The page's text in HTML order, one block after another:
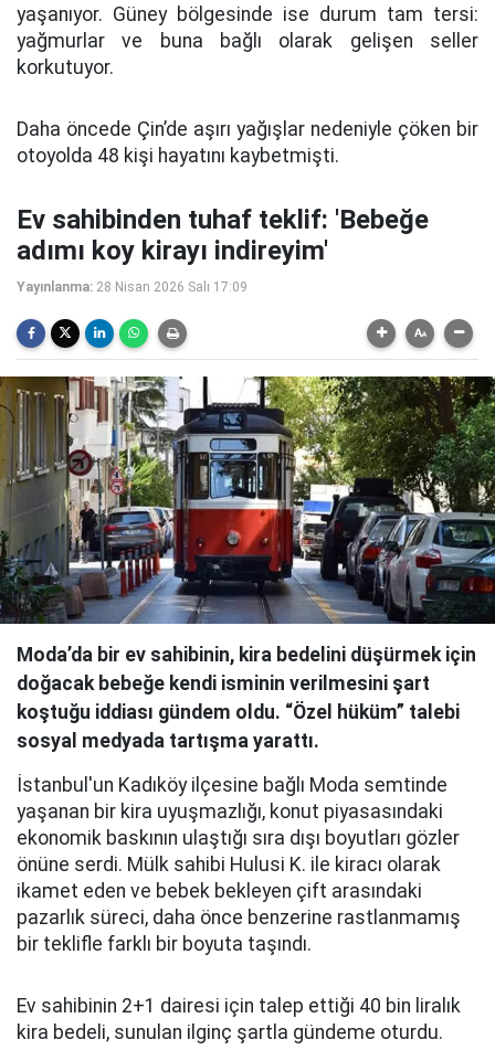
yaşanıyor. Güney bölgesinde ise durum tam tersi:
yağmurlar ve buna bağlı olarak gelişen seller
korkutuyor.
Daha öncede Çin’de aşırı yağışlar nedeniyle çöken bir
otoyolda 48 kişi hayatını kaybetmişti.
Ev sahibinden tuhaf teklif: 'Bebeğe
adımı koy kirayı indireyim'
Yayınlanma: 28 Nisan 2026 Salı 17:09
Moda’da bir ev sahibinin, kira bedelini düşürmek için
doğacak bebeğe kendi isminin verilmesini şart
koştuğu iddiası gündem oldu. “Özel hüküm” talebi
sosyal medyada tartışma yarattı.
İstanbul'un Kadıköy ilçesine bağlı Moda semtinde
yaşanan bir kira uyuşmazlığı, konut piyasasındaki
ekonomik baskının ulaştığı sıra dışı boyutları gözler
önüne serdi. Mülk sahibi Hulusi K. ile kiracı olarak
ikamet eden ve bebek bekleyen çift arasındaki
pazarlık süreci, daha önce benzerine rastlanmamış
bir teklifle farklı bir boyuta taşındı.
Ev sahibinin 2+1 dairesi için talep ettiği 40 bin liralık
kira bedeli, sunulan ilginç şartla gündeme oturdu.